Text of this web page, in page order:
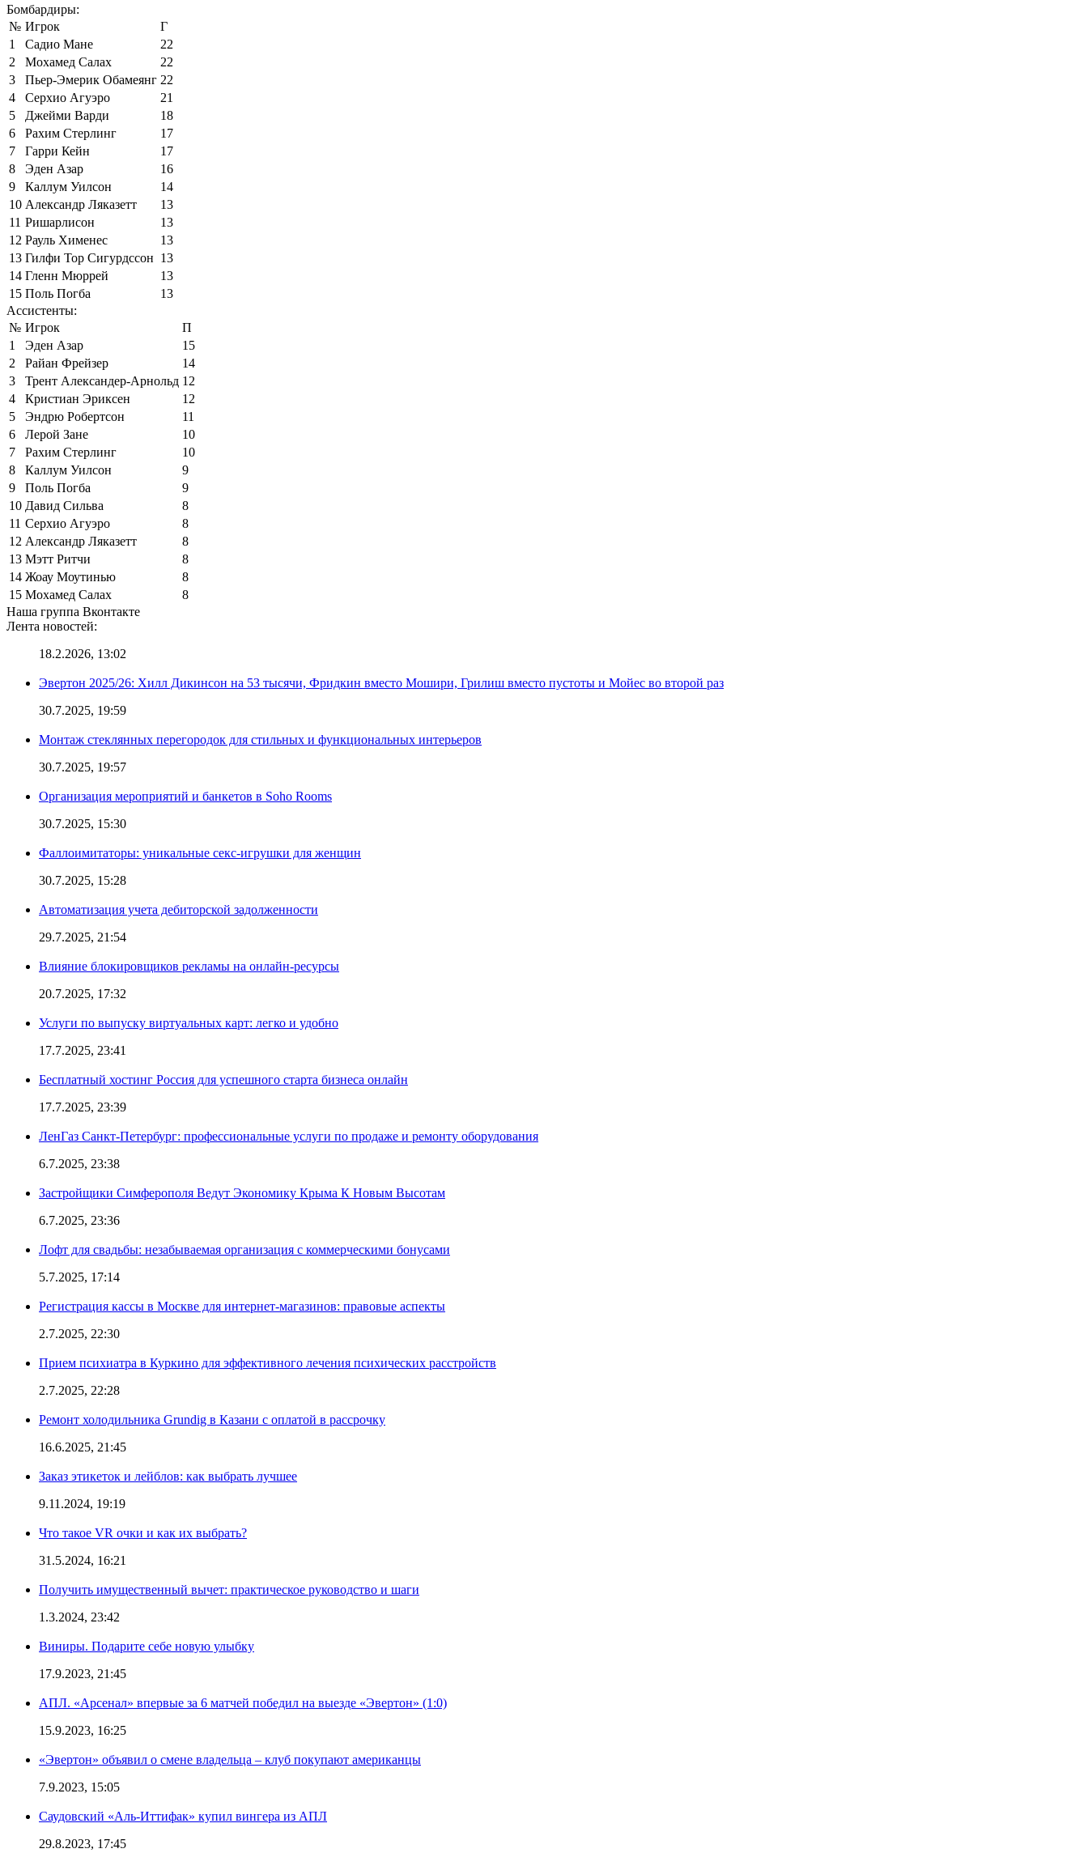
Бомбардиры:
№ Игрок
Г
1
Садио Мане
22
2
Мохамед Салах
22
3
Пьер-Эмерик Обамеянг 22
4
Серхио Агуэро
21
5
Джейми Варди
18
6
Рахим Стерлинг
17
7
Гарри Кейн
17
8
Эден Азар
16
9
Каллум Уилсон
14
10 Александр Ляказетт
13
11 Ришарлисон
13
12 Рауль Хименес
13
13 Гилфи Тор Сигурдссон 13
14 Гленн Мюррей
13
15 Поль Погба
13
Ассистенты:
№ Игрок
П
1
Эден Азар
15
2
Райан Фрейзер
14
3
Трент Александер-Арнольд 12
4
Кристиан Эриксен
12
5
Эндрю Робертсон
11
6
Лерой Зане
10
7
Рахим Стерлинг
10
8
Каллум Уилсон
9
9
Поль Погба
9
10 Давид Сильва
8
11 Серхио Агуэро
8
12 Александр Ляказетт
8
13 Мэтт Ритчи
8
14 Жоау Моутинью
8
15 Мохамед Салах
8
Наша группа Вконтакте
Лента новостей:
18.2.2026, 13:02
Эвертон 2025/26: Хилл Дикинсон на 53 тысячи, Фридкин вместо Мошири, Грилиш вместо пустоты и Мойес во второй раз
30.7.2025, 19:59
Монтаж стеклянных перегородок для стильных и функциональных интерьеров
30.7.2025, 19:57
Организация мероприятий и банкетов в Soho Rooms
30.7.2025, 15:30
Фаллоимитаторы: уникальные секс-игрушки для женщин
30.7.2025, 15:28
Автоматизация учета дебиторской задолженности
29.7.2025, 21:54
Влияние блокировщиков рекламы на онлайн-ресурсы
20.7.2025, 17:32
Услуги по выпуску виртуальных карт: легко и удобно
17.7.2025, 23:41
Бесплатный хостинг Россия для успешного старта бизнеса онлайн
17.7.2025, 23:39
ЛенГаз Санкт-Петербург: профессиональные услуги по продаже и ремонту оборудования
6.7.2025, 23:38
Застройщики Симферополя Ведут Экономику Крыма К Новым Высотам
6.7.2025, 23:36
Лофт для свадьбы: незабываемая организация с коммерческими бонусами
5.7.2025, 17:14
Регистрация кассы в Москве для интернет-магазинов: правовые аспекты
2.7.2025, 22:30
Прием психиатра в Куркино для эффективного лечения психических расстройств
2.7.2025, 22:28
Ремонт холодильника Grundig в Казани с оплатой в рассрочку
16.6.2025, 21:45
Заказ этикеток и лейблов: как выбрать лучшее
9.11.2024, 19:19
Что такое VR очки и как их выбрать?
31.5.2024, 16:21
Получить имущественный вычет: практическое руководство и шаги
1.3.2024, 23:42
Виниры. Подарите себе новую улыбку
17.9.2023, 21:45
АПЛ. «Арсенал» впервые за 6 матчей победил на выезде «Эвертон» (1:0)
15.9.2023, 16:25
«Эвертон» объявил о смене владельца – клуб покупают американцы
7.9.2023, 15:05
Саудовский «Аль-Иттифак» купил вингера из АПЛ
29.8.2023, 17:45